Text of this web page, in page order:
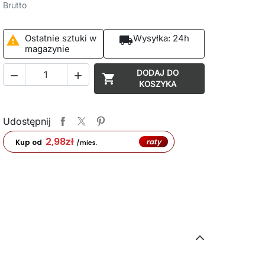
Brutto
 Ostatnie sztuki w
magazynie
local_shippingWysyłka: 24h
  
DODAJ DO
KOSZYKA
Udostępnij
Kup od 2,98zł /mies. raty